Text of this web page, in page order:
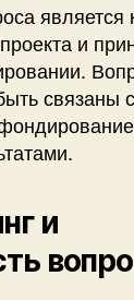
и
связаны
и